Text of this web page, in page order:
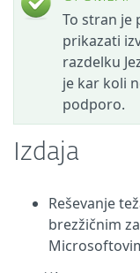
To stran je
prikazati
razdelku
je kar koli
podporo.
Izdaja
Reševanje
brezžičnim